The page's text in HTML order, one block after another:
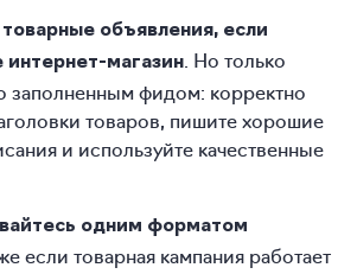
объявления, если
интернет-магазин . Но только
заполненным фидом: корректно
товаров, пишите хорошие
и используйте качественные
одним форматом
если товарная кампания работает